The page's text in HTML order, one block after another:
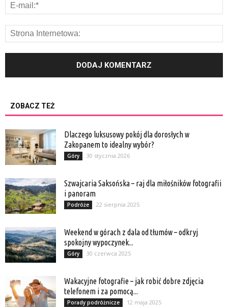
ZOBACZ TEŻ
Dlaczego luksusowy pokój dla dorosłych w
Zakopanem to idealny wybór?
Góry 30 stycznia 2026
Szwajcaria Saksońska – raj dla miłośników fotografii
i panoram
Podróże 22 sierpnia 2025
Weekend w górach z dala od tłumów – odkryj
spokojny wypoczynek...
Góry 30 czerwca 2025
Wakacyjne fotografie – jak robić dobre zdjęcia
telefonem i za pomocą...
Porady podróżnicze 12 maja 2025